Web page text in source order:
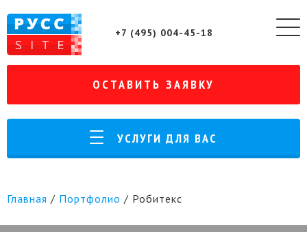
+7 (495) 004-45-18
ОСТАВИТЬ ЗАЯВКУ
УСЛУГИ ДЛЯ ВАС
Главная / Портфолио / Робитекс